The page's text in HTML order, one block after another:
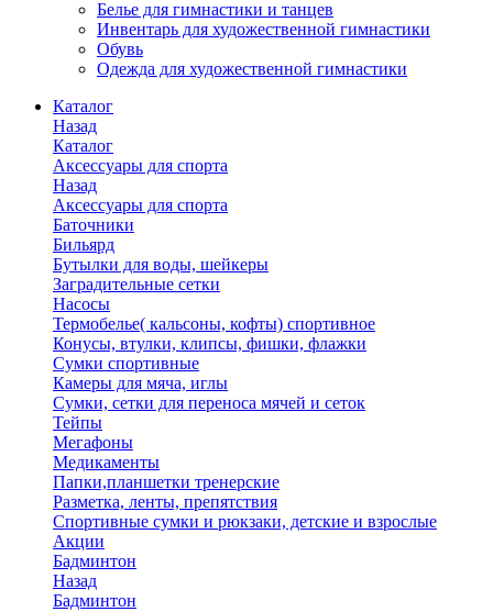
Белье для гимнастики и танцев
Инвентарь для художественной гимнастики
Обувь
Одежда для художественной гимнастики
Каталог
Назад
Каталог
Аксессуары для спорта
Назад
Аксессуары для спорта
Баточники
Бильярд
Бутылки для воды, шейкеры
Заградительные сетки
Насосы
Термобелье( кальсоны, кофты) спортивное
Конусы, втулки, клипсы, фишки, флажки
Сумки спортивные
Камеры для мяча, иглы
Сумки, сетки для переноса мячей и сеток
Тейпы
Мегафоны
Медикаменты
Папки,планшетки тренерские
Разметка, ленты, препятствия
Спортивные сумки и рюкзаки, детские и взрослые
Акции
Бадминтон
Назад
Бадминтон